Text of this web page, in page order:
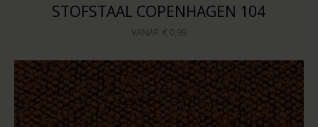
STOFSTAAL COPENHAGEN 104
VANAF € 0,99